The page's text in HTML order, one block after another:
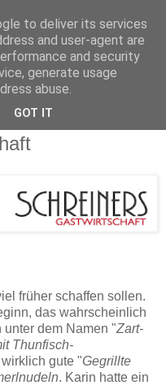
früher schaffen sollen.
das wahrscheinlich
dem Namen "Zart-
Thunfisch-
gute "Gegrillte
. Karin hatte ein
to deliver its services
and user-agent are
and security
generate usage
abuse.
GOT IT